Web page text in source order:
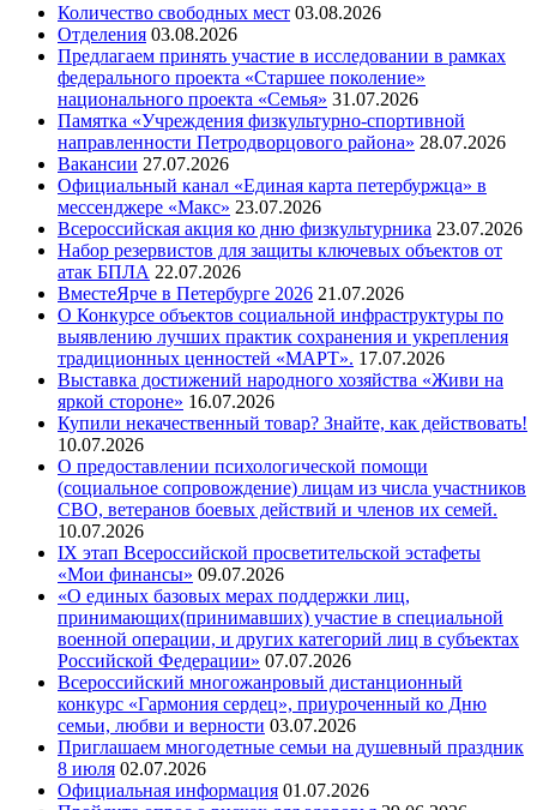
Количество свободных мест 03.08.2026
Отделения 03.08.2026
Предлагаем принять участие в исследовании в рамках
федерального проекта «Старшее поколение»
национального проекта «Семья» 31.07.2026
Памятка «Учреждения физкультурно-спортивной
направленности Петродворцового района» 28.07.2026
Вакансии 27.07.2026
Официальный канал «Единая карта петербуржца» в
мессенджере «Макс» 23.07.2026
Всероссийская акция ко дню физкультурника 23.07.2026
Набор резервистов для защиты ключевых объектов от
атак БПЛА 22.07.2026
ВместеЯрче в Петербурге 2026 21.07.2026
О Конкурсе объектов социальной инфраструктуры по
выявлению лучших практик сохранения и укрепления
традиционных ценностей «МАРТ». 17.07.2026
Выставка достижений народного хозяйства «Живи на
яркой стороне» 16.07.2026
Купили некачественный товар? Знайте, как действовать!
10.07.2026
О предоставлении психологической помощи
(социальное сопровождение) лицам из числа участников
СВО, ветеранов боевых действий и членов их семей.
10.07.2026
IX этап Всероссийской просветительской эстафеты
«Мои финансы» 09.07.2026
«О единых базовых мерах поддержки лиц,
принимающих(принимавших) участие в специальной
военной операции, и других категорий лиц в субъектах
Российской Федерации» 07.07.2026
Всероссийский многожанровый дистанционный
конкурс «Гармония сердец», приуроченный ко Дню
семьи, любви и верности 03.07.2026
Приглашаем многодетные семьи на душевный праздник
8 июля 02.07.2026
Официальная информация 01.07.2026